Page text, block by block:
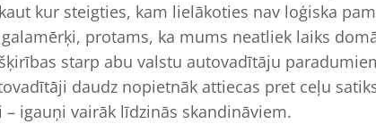
kur steigties, kam lielākoties nav loģiska
protams, ka mums neatliek laiks
starp abu valstu autovadītāju
daudz nopietnāk attiecas pret ceļu
igauņi vairāk līdzinās skandināviem.